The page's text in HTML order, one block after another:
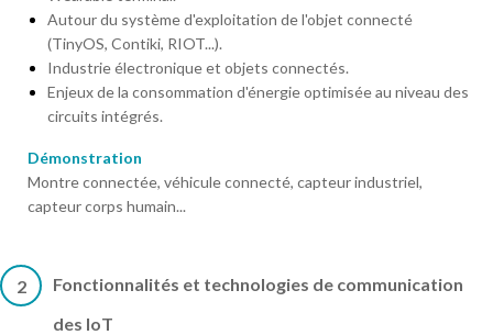
Autour du système d'exploitation de l'objet connecté
(TinyOS, Contiki, RIOT...).
Industrie électronique et objets connectés.
Enjeux de la consommation d'énergie optimisée au niveau des
circuits intégrés.
Démonstration
Montre connectée, véhicule connecté, capteur industriel,
capteur corps humain...
2
Fonctionnalités et technologies de communication
des IoT